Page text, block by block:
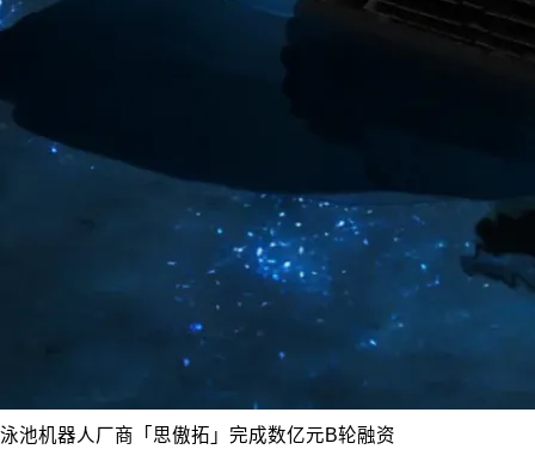
泳池机器人厂商「思傲拓」完成数亿元B轮融资